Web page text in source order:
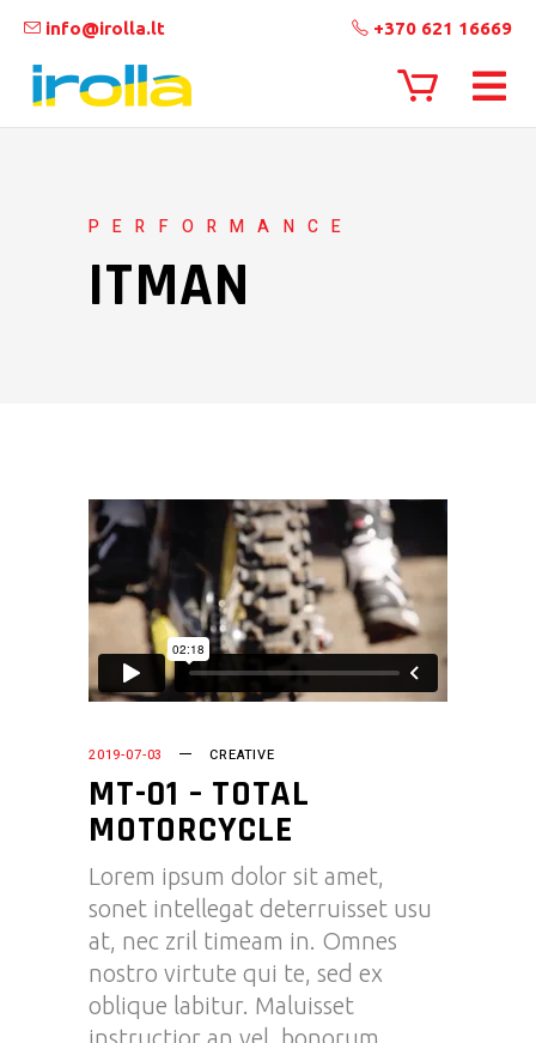
info@irolla.lt +370 621 16669
PERFORMANCE
ITMAN
2019-07-03 CREATIVE
MT-01 – TOTAL
MOTORCYCLE
Lorem ipsum dolor sit amet,
sonet intellegat deterruisset usu
at, nec zril timeam in. Omnes
nostro virtute qui te, sed ex
oblique labitur. Maluisset
instructior an vel, bonorum